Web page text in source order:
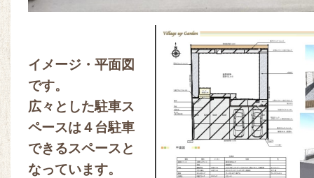
イメージ・平面図
です。
広々とした駐車ス
ペースは４台駐車
できるスペースと
なっています。